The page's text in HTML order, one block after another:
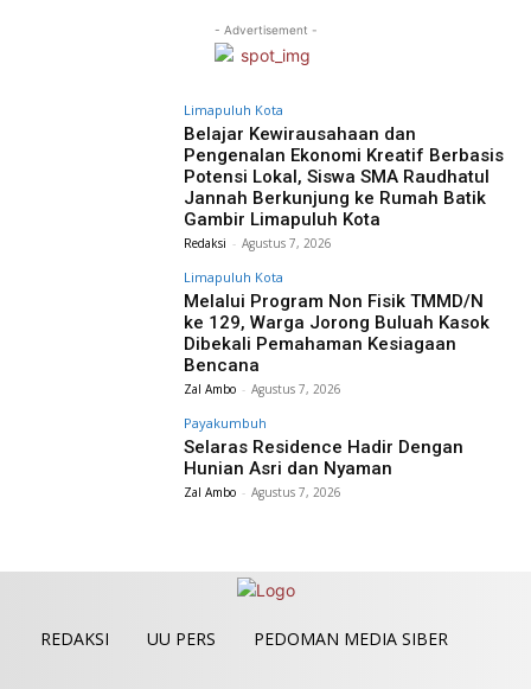
- Advertisement -
Limapuluh Kota
Belajar Kewirausahaan dan
Pengenalan Ekonomi Kreatif Berbasis
Potensi Lokal, Siswa SMA Raudhatul
Jannah Berkunjung ke Rumah Batik
Gambir Limapuluh Kota
Redaksi - Agustus 7, 2026
Limapuluh Kota
Melalui Program Non Fisik TMMD/N
ke 129, Warga Jorong Buluah Kasok
Dibekali Pemahaman Kesiagaan
Bencana
Zal Ambo - Agustus 7, 2026
Payakumbuh
Selaras Residence Hadir Dengan
Hunian Asri dan Nyaman
Zal Ambo - Agustus 7, 2026
REDAKSI UU PERS PEDOMAN MEDIA SIBER